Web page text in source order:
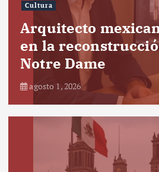
Cultura
Arquitecto
en la
Notre Dame
agosto 1, 2026